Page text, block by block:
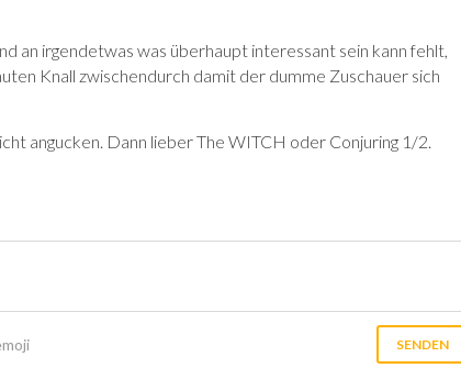
an irgendetwas was überhaupt interessant sein kann fehlt,
Knall zwischendurch damit der dumme Zuschauer sich
angucken. Dann lieber The WITCH oder Conjuring 1/2.